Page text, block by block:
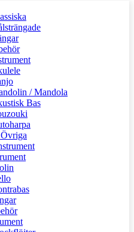
/ Mandola
Bas